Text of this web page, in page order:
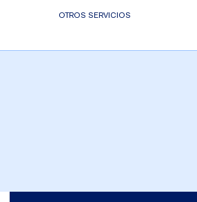
OTROS SERVICIOS